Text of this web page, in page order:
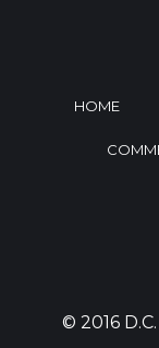
HOME
© 2016